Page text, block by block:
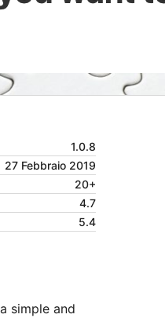
1.0.8
27 Febbraio 2019
20+
4.7
5.4
simple and